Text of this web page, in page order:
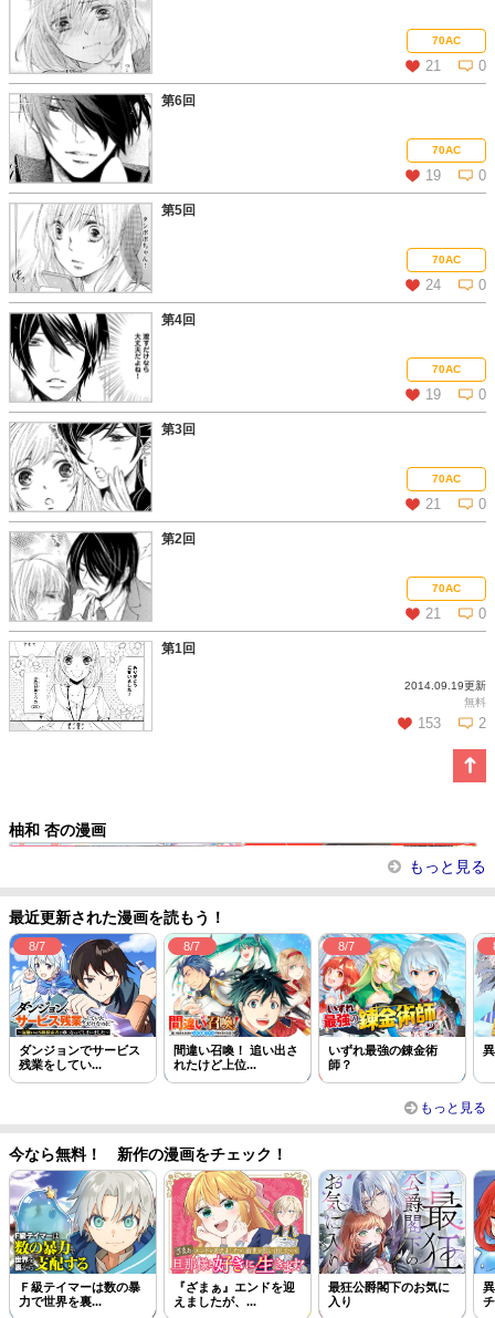
この話を読む コメントを見る70AC
21 0
この話を読む コメントを見る
第6回
70AC
19 0
この話を読む コメントを見る
第5回
70AC
24 0
この話を読む コメントを見る
第4回
70AC
19 0
この話を読む コメントを見る
第3回
70AC
21 0
この話を読む コメントを見る
第2回
70AC
21 0
この話を読む コメントを見る
第1回
2014.09.19更新
無料
153 2
柚和 杏の漫画
極上エリートとお見合いしたら、激...
もっと見る
最近更新された漫画を読もう！
8/7
ダンジョンでサービス
残業をしてい...
8/7
間違い召喚！ 追い出さ
れたけど上位...
8/7
いずれ最強の錬金術
師？
もっと見る
今なら無料！ 新作の漫画をチェック！
Ｆ級テイマーは数の暴
力で世界を裏...
『ざまぁ』エンドを迎
えましたが、...
最狂公爵閣下のお気に
入り